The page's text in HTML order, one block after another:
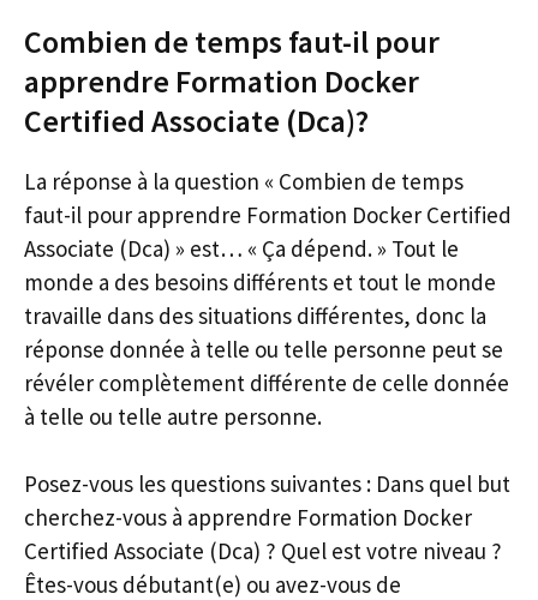
Combien de temps faut-il pour
apprendre Formation Docker
Certified Associate (Dca)?
La réponse à la question « Combien de temps
faut-il pour apprendre Formation Docker Certified
Associate (Dca) » est… « Ça dépend. » Tout le
monde a des besoins différents et tout le monde
travaille dans des situations différentes, donc la
réponse donnée à telle ou telle personne peut se
révéler complètement différente de celle donnée
à telle ou telle autre personne.
Posez-vous les questions suivantes : Dans quel but
cherchez-vous à apprendre Formation Docker
Certified Associate (Dca) ? Quel est votre niveau ?
Êtes-vous débutant(e) ou avez-vous de